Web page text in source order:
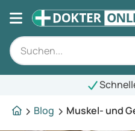
Schnelle Lieferung
Blog
Muskel- und